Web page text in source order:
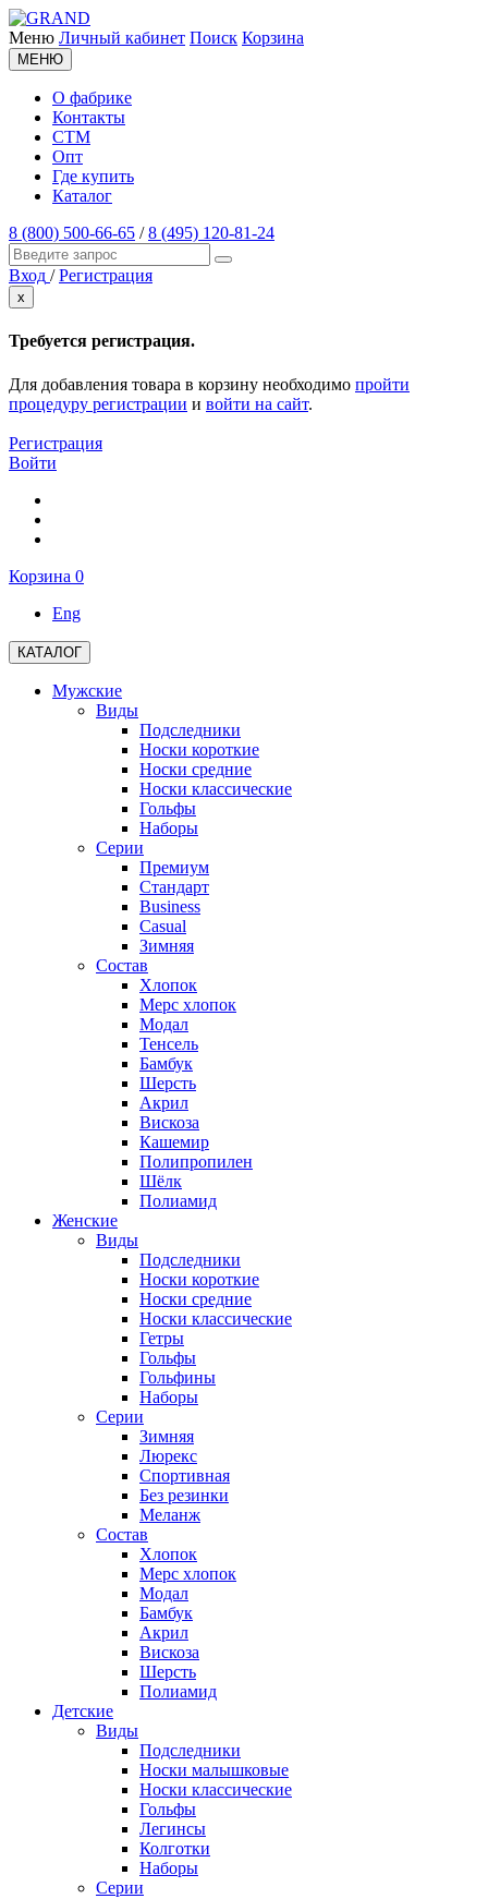
Меню Личный кабинет Поиск Корзина
МЕНЮ
О фабрике
Контакты
СТМ
Опт
Где купить
Каталог
8 (800) 500-66-65 /8 (495) 120-81-24
Вход / Регистрация
x
Требуется регистрация.
Для добавления товара в корзину необходимо пройти
процедуру регистрации и войти на сайт.
Регистрация
Войти
Корзина 0
Eng
КАТАЛОГ
Мужские
Виды
Подследники
Носки короткие
Носки средние
Носки классические
Гольфы
Наборы
Серии
Премиум
Стандарт
Business
Casual
Зимняя
Состав
Хлопок
Мерс хлопок
Модал
Тенсель
Бамбук
Шерсть
Акрил
Вискоза
Кашемир
Полипропилен
Шёлк
Полиамид
Женские
Виды
Подследники
Носки короткие
Носки средние
Носки классические
Гетры
Гольфы
Гольфины
Наборы
Серии
Зимняя
Люрекс
Спортивная
Без резинки
Меланж
Состав
Хлопок
Мерс хлопок
Модал
Бамбук
Акрил
Вискоза
Шерсть
Полиамид
Детские
Виды
Подследники
Носки малышковые
Носки классические
Гольфы
Легинсы
Колготки
Наборы
Серии